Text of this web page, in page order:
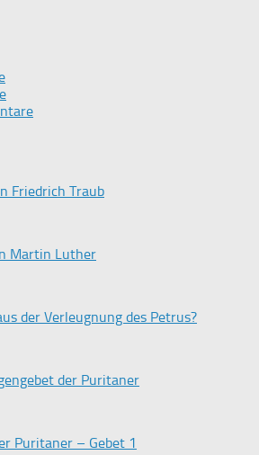
Friedrich Traub
Martin Luther
der Verleugnung des Petrus?
der Puritaner
Puritaner – Gebet 1